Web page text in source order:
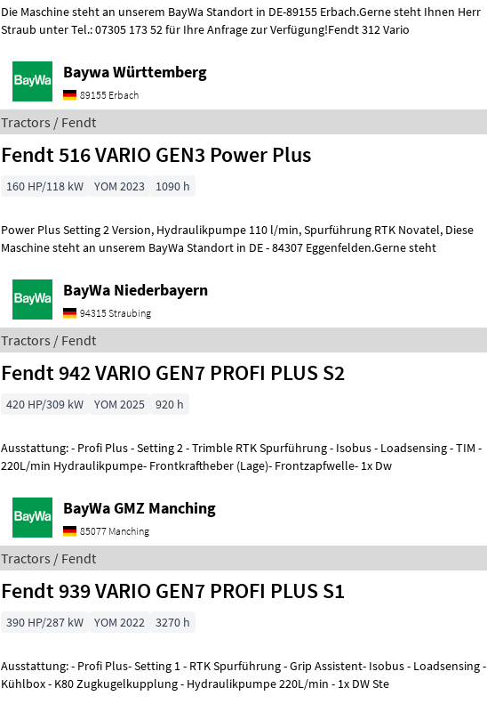
Die Maschine steht an unserem BayWa Standort in DE-89155 Erbach.Gerne steht Ihnen Herr
Straub unter Tel.: 07305 173 52 für Ihre Anfrage zur Verfügung!Fendt 312 Vario
Baywa Württemberg
89155 Erbach
Tractors / Fendt
Fendt 516 VARIO GEN3 Power Plus
160 HP/118 kW YOM 2023 1090 h
Power Plus Setting 2 Version, Hydraulikpumpe 110 l/min, Spurführung RTK Novatel, Diese
Maschine steht an unserem BayWa Standort in DE - 84307 Eggenfelden.Gerne steht
BayWa Niederbayern
94315 Straubing
Tractors / Fendt
Fendt 942 VARIO GEN7 PROFI PLUS S2
420 HP/309 kW YOM 2025 920 h
Ausstattung: - Profi Plus - Setting 2 - Trimble RTK Spurführung - Isobus - Loadsensing - TIM -
220L/min Hydraulikpumpe- Frontkraftheber (Lage)- Frontzapfwelle- 1x Dw
BayWa GMZ Manching
85077 Manching
Tractors / Fendt
Fendt 939 VARIO GEN7 PROFI PLUS S1
390 HP/287 kW YOM 2022 3270 h
Ausstattung: - Profi Plus- Setting 1 - RTK Spurführung - Grip Assistent- Isobus - Loadsensing -
Kühlbox - K80 Zugkugelkupplung - Hydraulikpumpe 220L/min - 1x DW Ste